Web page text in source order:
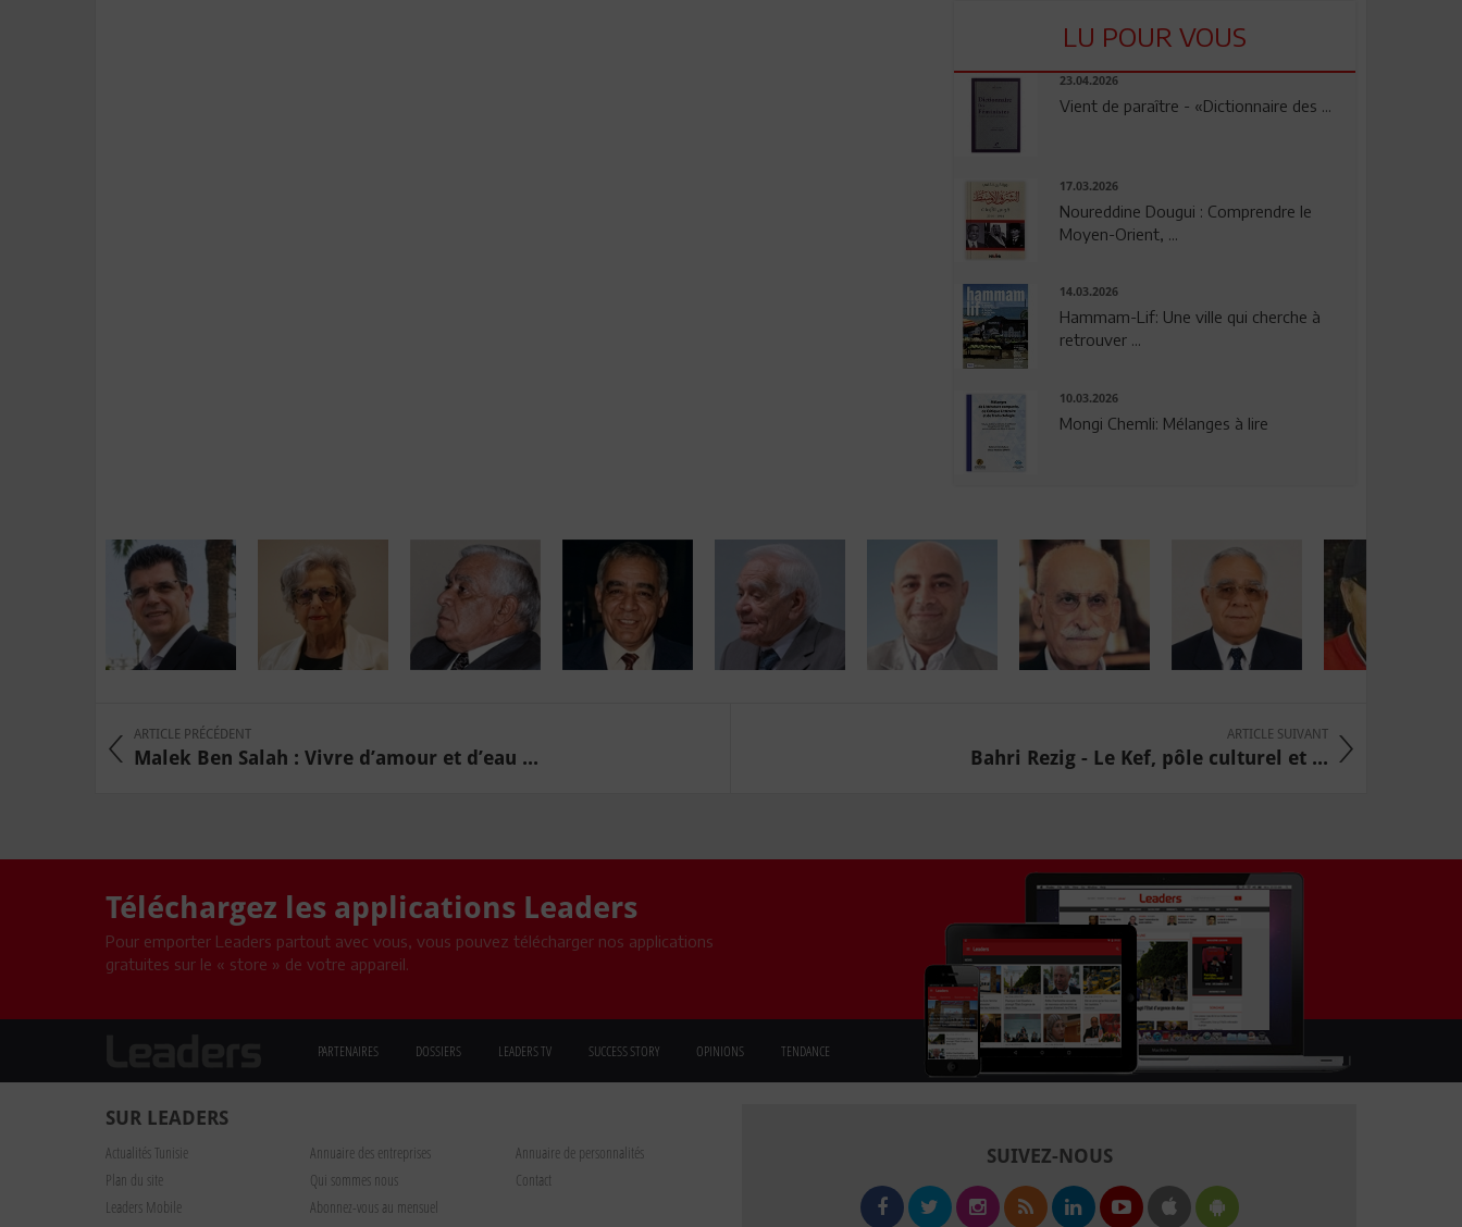
LU POUR VOUS
23.04.2026
Vient de paraître - «Dictionnaire des ...
17.03.2026
Noureddine Dougui : Comprendre le
Moyen-Orient, ...
14.03.2026
Hammam-Lif: Une ville qui cherche à
retrouver ...
10.03.2026
Mongi Chemli: Mélanges à lire
ARTICLE PRÉCÉDENT
Malek Ben Salah : Vivre d’amour et d’eau ...
ARTICLE SUIVANT
Bahri Rezig - Le Kef, pôle culturel et ...
Téléchargez les applications Leaders
Pour emporter Leaders partout avec vous, vous pouvez télécharger nos applications
gratuites sur le « store » de votre appareil.
PARTENAIRES DOSSIERS LEADERS TV SUCCESS STORY OPINIONS TENDANCE
SUR LEADERS
Actualités Tunisie Annuaire des entreprises
Annuaire de personnalités
Plan du site
Qui sommes nous
Contact
Leaders Mobile
Abonnez-vous au mensuel
SUIVEZ-NOUS